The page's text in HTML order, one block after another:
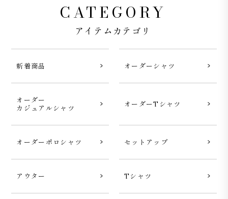
CATEGORY
アイテムカテゴリ
新着商品 オーダーシャツ
オーダー
カジュアルシャツ
オーダーTシャツ
オーダーポロシャツ セットアップ
アウター Tシャツ